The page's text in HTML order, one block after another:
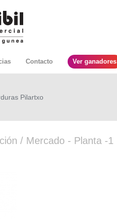
Contacto Ver ganadores
Pilartxo
/ Mercado - Planta -1